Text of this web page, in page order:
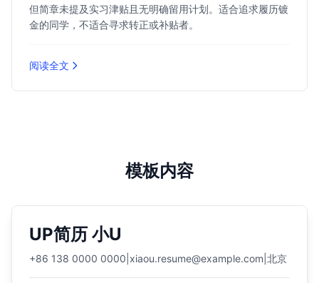
但简章未提及实习津贴且无明确留用计划。适合追求履历镀
金的同学，不适合寻求转正或补贴者。
阅读全文
模板内容
UP简历 小U
+86 138 0000 0000 xiaou.resume@example.com 北京